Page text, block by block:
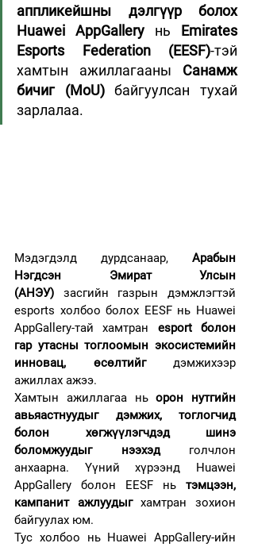
аппликейшны дэлгүүр болох
Huawei AppGallery нь Emirates
Esports Federation (EESF)-тэй
хамтын ажиллагааны Санамж
бичиг (MoU) байгуулсан тухай
зарлалаа.
Мэдэгдэлд дурдсанаар, Арабын
Нэгдсэн Эмират Улсын
(АНЭУ) засгийн газрын дэмжлэгтэй
esports холбоо болох EESF нь Huawei
AppGallery-тай хамтран esport болон
гар утасны тоглоомын экосистемийн
инновац, өсөлтийг дэмжихээр
ажиллах ажээ.
Хамтын ажиллагаа нь орон нутгийн
авьяастнуудыг дэмжих, тоглогчид
болон хөгжүүлэгчдэд шинэ
боломжуудыг нээхэд голчлон
анхаарна. Үүний хүрээнд Huawei
AppGallery болон EESF нь тэмцээн,
кампанит ажлуудыг хамтран зохион
байгуулах юм.
Тус холбоо нь Huawei AppGallery-ийн